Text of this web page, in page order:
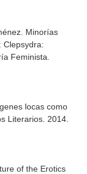
Minorías
Clepsydra:
Feminista
locas como
Literarios. 2014.
of the Erotics